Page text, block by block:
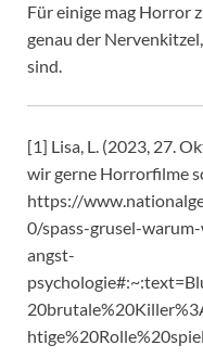
Für einige mag Horror
genau der
sind.
[1] Lisa, L. (2023, 27.
wir gerne Horrorfilme
https://
0/spass-grusel-
angst-